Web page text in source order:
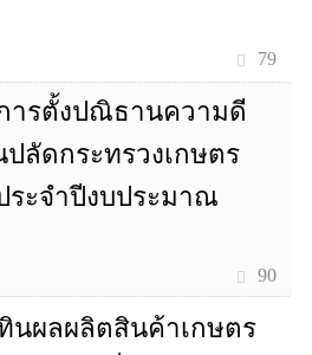
79
ารตั้งปณิธานความดี
ลัดกระทรวงเกษตร
ะจำปีงบประมาณ
90
นผลผลิตสินค้าเกษตร